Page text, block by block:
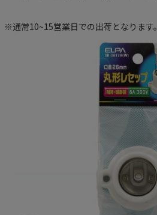
※通常10~15営業日での出荷となります。